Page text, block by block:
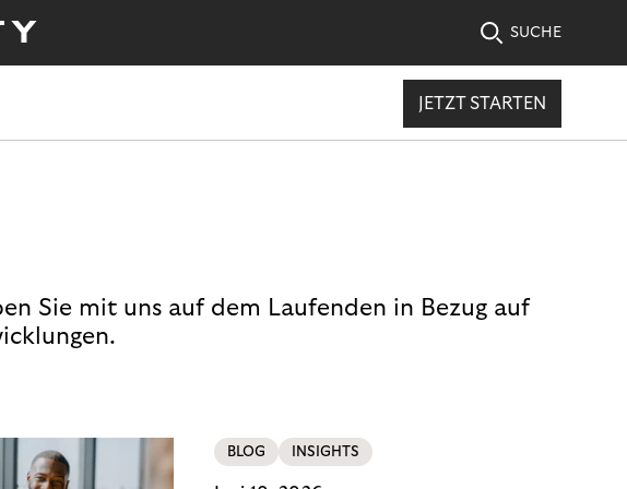
SUCHE
JETZT STARTEN
Sie mit uns auf dem Laufenden in Bezug auf
BLOG INSIGHTS